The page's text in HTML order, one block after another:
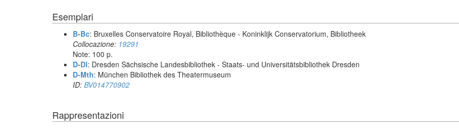
Esemplari
B-Bc: Bruxelles Conservatoire Royal, Bibliothèque - Koninklijk Conservatorium, Bibliotheek
Collocazione: 19291
Note: 100 p.
D-Dl: Dresden Sächsische Landesbibliothek - Staats- und Universitätsbibliothek Dresden
D-Mth: München Bibliothek des Theatermuseum
ID: BV014770902
Rappresentazioni